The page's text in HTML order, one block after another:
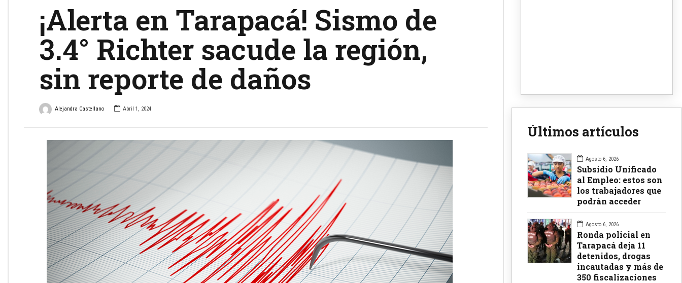
¡Alerta en Tarapacá! Sismo de
3.4° Richter sacude la región,
sin reporte de daños
Alejandra Castellano Abril 1, 2024
Últimos artículos
Agosto 6, 2026
Subsidio Unificado
al Empleo: estos son
los trabajadores que
podrán acceder
Agosto 6, 2026
Ronda policial en
Tarapacá deja 11
detenidos, drogas
incautadas y más de
350 fiscalizaciones